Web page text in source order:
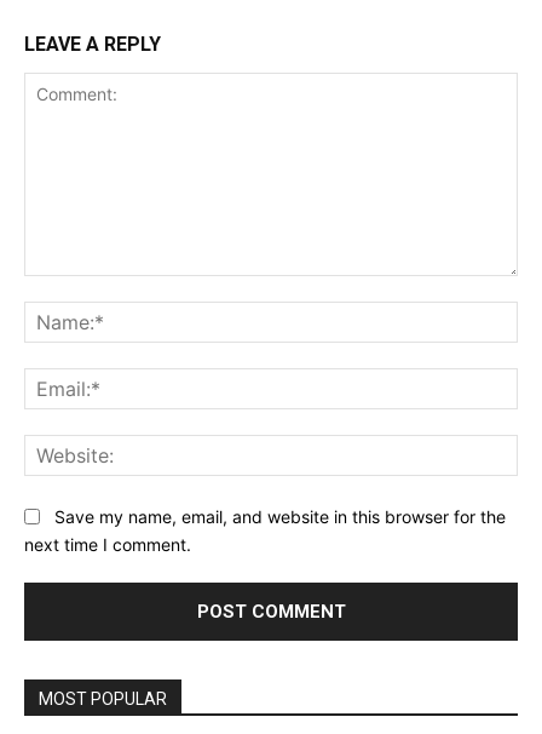
LEAVE A REPLY
Save my name, email, and website in this browser for the
next time I comment.
MOST POPULAR